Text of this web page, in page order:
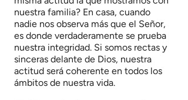
nuestra familia? En casa, cuando
nadie nos observa más que el Señor,
es donde verdaderamente se prueba
nuestra integridad. Si somos rectas y
sinceras delante de Dios, nuestra
actitud será coherente en todos los
ámbitos de nuestra vida.